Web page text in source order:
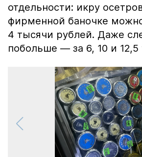
отдельности: икру
фирменной баночке
4 тысячи рублей. Даже
побольше — за 6, 10 и 12,5